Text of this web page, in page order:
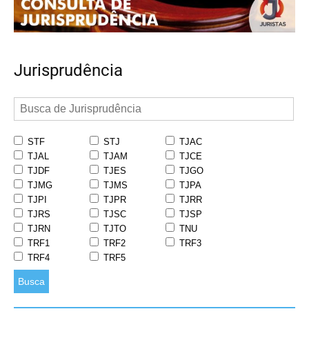
Jurisprudência
STF STJ
TJAC
TJAL
TJAM
TJCE
TJDF
TJES
TJGO
TJMG
TJMS
TJPA
TJPI
TJPR
TJRR
TJRS
TJSC
TJSP
TJRN
TJTO
TNU
TRF1
TRF2
TRF3
TRF4
TRF5
Busca